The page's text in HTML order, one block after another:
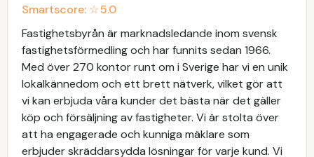
Smartscore: ☆5.0
Fastighetsbyrån är marknadsledande inom svensk
fastighetsförmedling och har funnits sedan 1966.
Med över 270 kontor runt om i Sverige har vi en unik
lokalkännedom och ett brett nätverk, vilket gör att
vi kan erbjuda våra kunder det bästa när det gäller
köp och försäljning av fastigheter. Vi är stolta över
att ha engagerade och kunniga mäklare som
erbjuder skräddarsydda lösningar för varje kund. Vi